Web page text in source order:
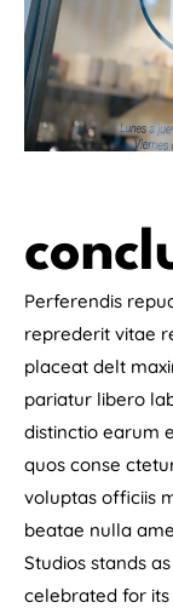
Perferendis
reprederit vitae
placeat delt
pariatur libero
distinctio earum
quos conse
voluptas officiis
beatae nulla
Studios stands
celebrated for